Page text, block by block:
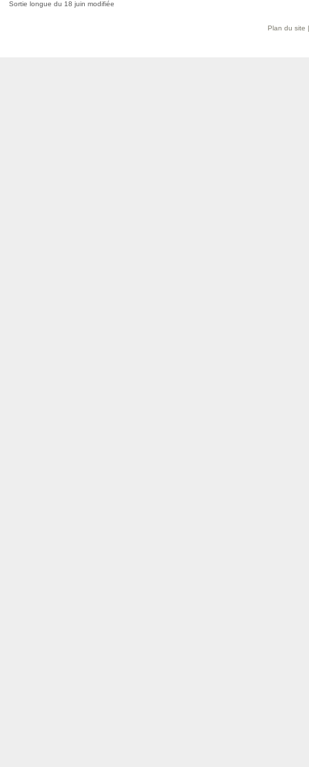
Sortie longue du 18 juin modifiée
Plan du site